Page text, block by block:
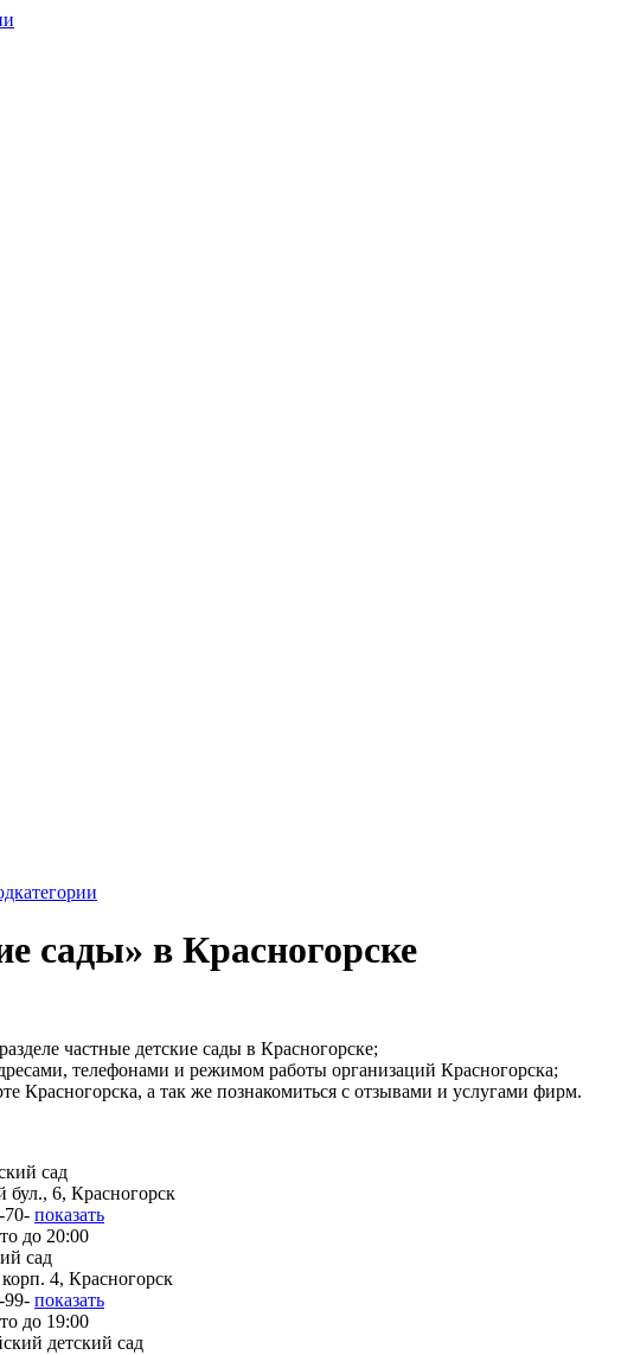
сады» в Красногорске
частные детские сады в Красногорске;
телефонами и режимом работы организаций Красногорска;
Красногорска, а так же познакомиться с отзывами и услугами фирм.
сад
бул., 6, Красногорск
70- показать
до 20:00
сад
4, Красногорск
99- показать
до 19:00
детский сад